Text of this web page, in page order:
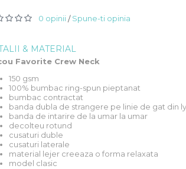
0 opinii/Spune-ti opinia
& MATERIAL
Favorite Crew Neck
150 gsm
100% bumbac ring-spun pieptanat
bumbac contractat
banda dubla de strangere pe linie de gat din
banda de intarire de la umar la umar
decolteu rotund
cusaturi duble
cusaturi laterale
material lejer creeaza o forma relaxata
model clasic